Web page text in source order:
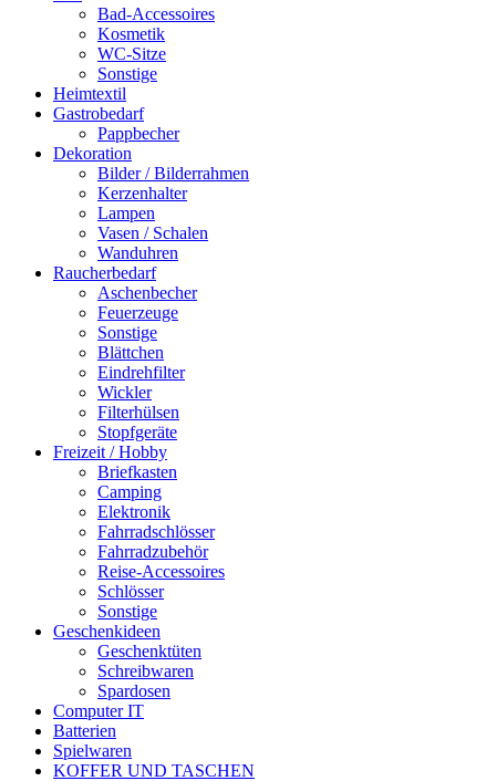
Bad-Accessoires
Kosmetik
WC-Sitze
Sonstige
Heimtextil
Gastrobedarf
Pappbecher
Dekoration
Bilder / Bilderrahmen
Kerzenhalter
Lampen
Vasen / Schalen
Wanduhren
Raucherbedarf
Aschenbecher
Feuerzeuge
Sonstige
Blättchen
Eindrehfilter
Wickler
Filterhülsen
Stopfgeräte
Freizeit / Hobby
Briefkasten
Camping
Elektronik
Fahrradschlösser
Fahrradzubehör
Reise-Accessoires
Schlösser
Sonstige
Geschenkideen
Geschenktüten
Schreibwaren
Spardosen
Computer IT
Batterien
Spielwaren
KOFFER UND TASCHEN